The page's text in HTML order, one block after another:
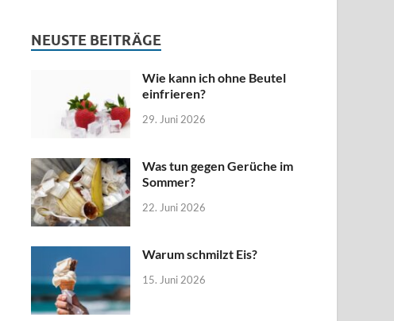
NEUSTE BEITRÄGE
Wie kann ich ohne Beutel
einfrieren?
29. Juni 2026
Was tun gegen Gerüche im
Sommer?
22. Juni 2026
Warum schmilzt Eis?
15. Juni 2026